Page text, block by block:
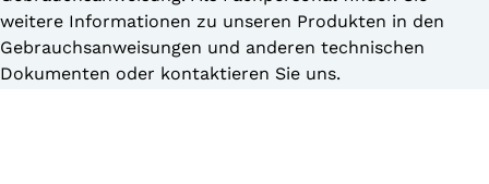
weitere Informationen zu unseren Produkten in den
Gebrauchsanweisungen und anderen technischen
Dokumenten oder kontaktieren Sie uns.